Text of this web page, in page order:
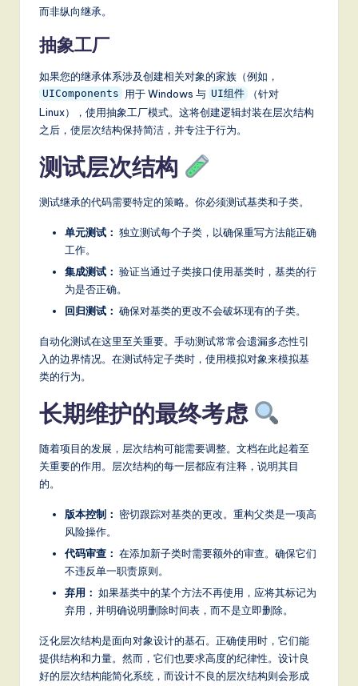
而非纵向继承。
抽象工厂
如果您的继承体系涉及创建相关对象的家族（例如，
UIComponents 用于 Windows 与 UI组件
（针对
Linux），使用抽象工厂模式。这将创建逻辑封装在层次结构
之后，使层次结构保持简洁，并专注于行为。
测试层次结构
测试继承的代码需要特定的策略。你必须测试基类和子类。
单元测试： 独立测试每个子类，以确保重写方法能正确
工作。
集成测试： 验证当通过子类接口使用基类时，基类的行
为是否正确。
回归测试： 确保对基类的更改不会破坏现有的子类。
自动化测试在这里至关重要。手动测试常常会遗漏多态性引
入的边界情况。在测试特定子类时，使用模拟对象来模拟基
类的行为。
长期维护的最终考虑
随着项目的发展，层次结构可能需要调整。文档在此起着至
关重要的作用。层次结构的每一层都应有注释，说明其目
的。
版本控制： 密切跟踪对基类的更改。重构父类是一项高
风险操作。
代码审查： 在添加新子类时需要额外的审查。确保它们
不违反单一职责原则。
弃用： 如果基类中的某个方法不再使用，应将其标记为
弃用，并明确说明删除时间表，而不是立即删除。
泛化层次结构是面向对象设计的基石。正确使用时，它们能
提供结构和力量。然而，它们也要求高度的纪律性。设计良
好的层次结构能简化系统，而设计不良的层次结构则会形成